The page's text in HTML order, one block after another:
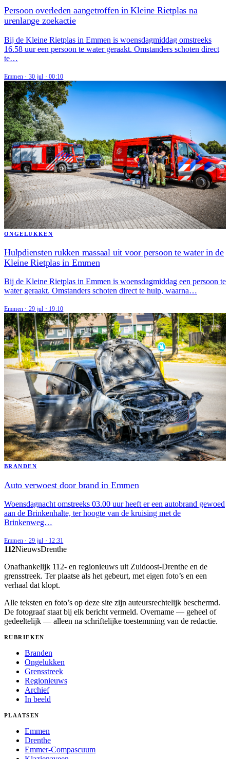
Persoon overleden aangetroffen in Kleine Rietplas na
urenlange zoekactie
Bij de Kleine Rietplas in Emmen is woensdagmiddag omstreeks
16.58 uur een persoon te water geraakt. Omstanders schoten direct
te…
Emmen · 30 jul · 00:10
ONGELUKKEN
Hulpdiensten rukken massaal uit voor persoon te water in de
Kleine Rietplas in Emmen
Bij de Kleine Rietplas in Emmen is woensdagmiddag een persoon te
water geraakt. Omstanders schoten direct te hulp, waarna…
Emmen · 29 jul · 19:10
BRANDEN
Auto verwoest door brand in Emmen
Woensdagnacht omstreeks 03.00 uur heeft er een autobrand gewoed
aan de Brinkenhalte, ter hoogte van de kruising met de
Brinkenweg…
Emmen · 29 jul · 12:31
112NieuwsDrenthe
Onafhankelijk 112- en regionieuws uit Zuidoost-Drenthe en de
grensstreek. Ter plaatse als het gebeurt, met eigen foto’s en een
verhaal dat klopt.
Alle teksten en foto’s op deze site zijn auteursrechtelijk beschermd.
De fotograaf staat bij elk bericht vermeld. Overname — geheel of
gedeeltelijk — alleen na schriftelijke toestemming van de redactie.
RUBRIEKEN
Branden
Ongelukken
Grensstreek
Regionieuws
Archief
In beeld
PLAATSEN
Emmen
Drenthe
Emmer-Compascuum